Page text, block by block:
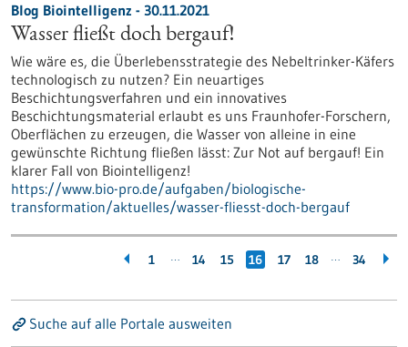
Blog Biointelligenz - 30.11.2021
Wasser fließt doch bergauf!
Wie wäre es, die Überlebensstrategie des Nebeltrinker-Käfers
technologisch zu nutzen? Ein neuartiges
Beschichtungsverfahren und ein innovatives
Beschichtungsmaterial erlaubt es uns Fraunhofer-Forschern,
Oberflächen zu erzeugen, die Wasser von alleine in eine
gewünschte Richtung fließen lässt: Zur Not auf bergauf! Ein
klarer Fall von Biointelligenz!
https://www.bio-pro.de/aufgaben/biologische-
transformation/aktuelles/wasser-fliesst-doch-bergauf
1 … 14 15 16 17 18 … 34
Suche auf alle Portale ausweiten